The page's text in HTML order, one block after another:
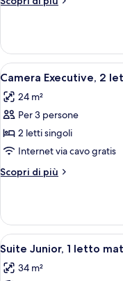
1
king
Executive,
letto
Apri
tutte
le
foto
per
Camera
Executive,
2
singoli
8
Camera Executive, 2
24 m²
Per 3 persone
2 letti singoli
Internet via cavo gratis
Scopri di più
Altri
Executive,
letti
Apri
tutte
le
15
Suite Junior, 1 letto
34 m²